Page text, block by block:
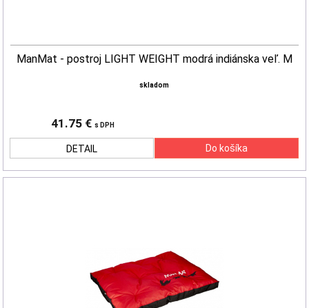
ManMat - postroj LIGHT WEIGHT modrá indiánska veľ. M
skladom
41.75 € s DPH
DETAIL